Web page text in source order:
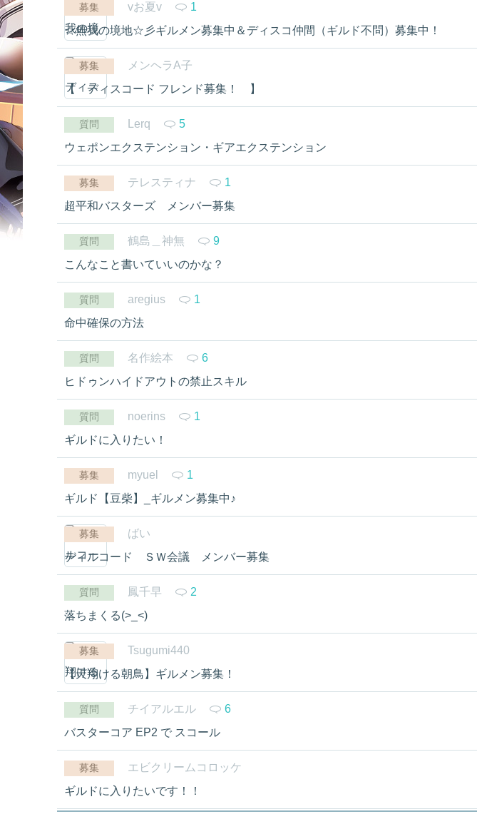
募集 vお夏v 1
☆無我の境地☆彡ギルメン募集中＆ディスコ仲間（ギルド不問）募集中！
募集 メンヘラA子
【 ディスコード フレンド募集！ 】
質問 Lerq 5
ウェポンエクステンション・ギアエクステンション
募集 テレスティナ 1
超平和バスターズ メンバー募集
質問 鶴島＿神無 9
こんなこと書いていいのかな？
質問 aregius 1
命中確保の方法
質問 名作絵本 6
ヒドゥンハイドアウトの禁止スキル
質問 noerins 1
ギルドに入りたい！
募集 myuel 1
ギルド【豆柴】_ギルメン募集中♪
募集 ばい
ディルコード ＳＷ会議 メンバー募集
質問 鳳千早 2
落ちまくる(>_<)
募集 Tsugumi440
【天翔ける朝鳥】ギルメン募集！
質問 チイアルエル 6
バスターコア EP2 で スコール
募集 エビクリームコロッケ
ギルドに入りたいです！！